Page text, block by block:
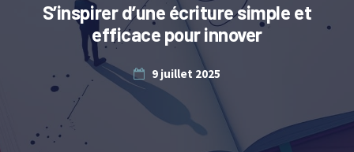
S’inspirer d’une écriture simple et
efficace pour innover
9 juillet 2025